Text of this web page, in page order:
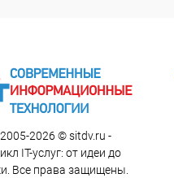
2026 © sitdv.ru -
IT-услуг: от идеи до
Все права защищены.